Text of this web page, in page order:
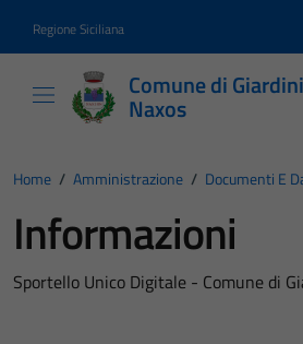
Regione Siciliana
Comune di Giardini
Naxos
Home / Amministrazione / Documenti E
Informazioni
Sportello Unico Digitale - Comune di